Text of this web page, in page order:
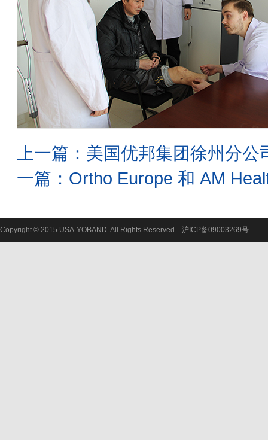
上一篇： 美国优邦集团徐州分公
一篇： Ortho Europe 和 AM
Copyright © 2015 USA-YOBAND. All Rights Reserved 沪ICP备09003269号